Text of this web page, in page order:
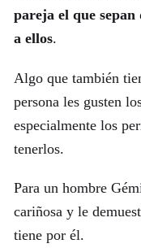
pareja el que
a ellos.
Algo que también
persona les gusten
especialmente los
tenerlos.
Para un hombre
cariñosa y le
tiene por él.